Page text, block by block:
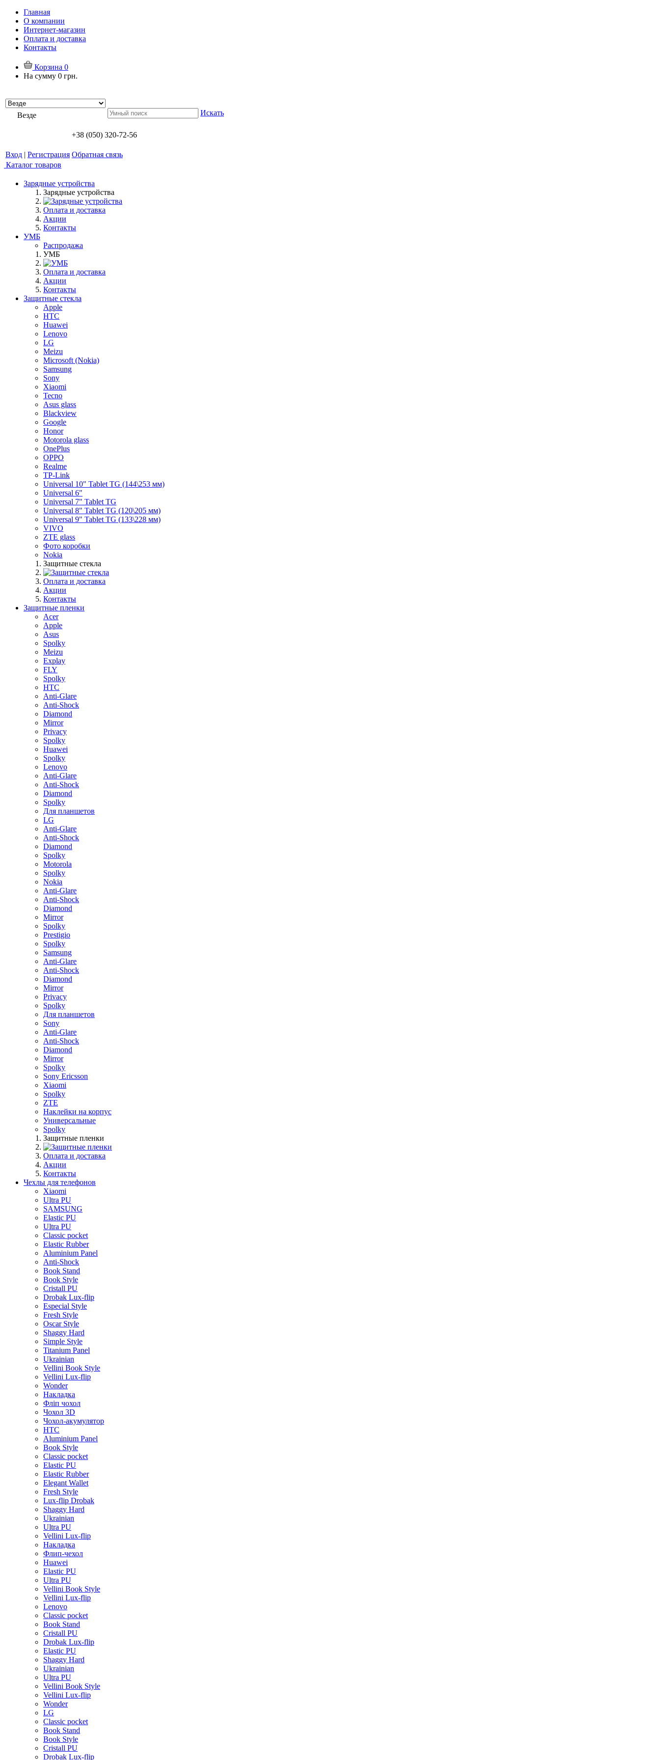
Главная
О компании
Интернет-магазин
Оплата и доставка
Контакты
Корзина 0
На сумму 0 грн.
Везде Искать
+38 (050) 320-72-56
Вход | Регистрация Обратная связь
Каталог товаров
Зарядные устройства
Зарядные устройства
Оплата и доставка
Акции
Контакты
УМБ
Распродажа
УМБ
Оплата и доставка
Акции
Контакты
Защитные стекла
Apple
HTC
Huawei
Lenovo
LG
Meizu
Microsoft (Nokia)
Samsung
Sony
Xiaomi
Tecno
Asus glass
Blackview
Google
Honor
Motorola glass
OnePlus
OPPO
Realme
TP-Link
Universal 10" Tablet TG (144\253 мм)
Universal 6"
Universal 7" Tablet TG
Universal 8" Tablet TG (120\205 мм)
Universal 9" Tablet TG (133\228 мм)
VIVO
ZTE glass
Фото коробки
Nokia
Защитные стекла
Оплата и доставка
Акции
Контакты
Защитные пленки
Acer
Apple
Asus
Spolky
Meizu
Explay
FLY
Spolky
HTC
Anti-Glare
Anti-Shock
Diamond
Mirror
Privacy
Spolky
Huawei
Spolky
Lenovo
Anti-Glare
Anti-Shock
Diamond
Spolky
Для планшетов
LG
Anti-Glare
Anti-Shock
Diamond
Spolky
Motorola
Spolky
Nokia
Anti-Glare
Anti-Shock
Diamond
Mirror
Spolky
Prestigio
Spolky
Samsung
Anti-Glare
Anti-Shock
Diamond
Mirror
Privacy
Spolky
Для планшетов
Sony
Anti-Glare
Anti-Shock
Diamond
Mirror
Spolky
Sony Ericsson
Xiaomi
Spolky
ZTE
Наклейки на корпус
Универсальные
Spolky
Защитные пленки
Оплата и доставка
Акции
Контакты
Чехлы для телефонов
Xiaomi
Ultra PU
SAMSUNG
Elastic PU
Ultra PU
Classic pocket
Elastic Rubber
Aluminium Panel
Anti-Shock
Book Stand
Book Style
Cristall PU
Drobak Lux-flip
Especial Style
Fresh Style
Oscar Style
Shaggy Hard
Simple Style
Titanium Panel
Ukrainian
Vellini Book Style
Vellini Lux-flip
Wonder
Накладка
Фліп чохол
Чохол 3D
Чохол-акумулятор
HTC
Aluminium Panel
Book Style
Classic pocket
Elastic PU
Elastic Rubber
Elegant Wallet
Fresh Style
Lux-flip Drobak
Shaggy Hard
Ukrainian
Ultra PU
Vellini Lux-flip
Накладка
Флип-чехол
Huawei
Elastic PU
Ultra PU
Vellini Book Style
Vellini Lux-flip
Lenovo
Classic pocket
Book Stand
Cristall PU
Drobak Lux-flip
Elastic PU
Shaggy Hard
Ukrainian
Ultra PU
Vellini Book Style
Vellini Lux-flip
Wonder
LG
Classic pocket
Book Stand
Book Style
Cristall PU
Drobak Lux-flip